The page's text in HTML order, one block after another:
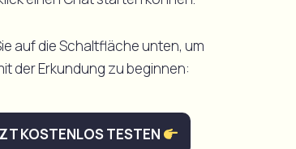
auf die Schaltfläche unten, um
der Erkundung zu beginnen:
KOSTENLOS TESTEN